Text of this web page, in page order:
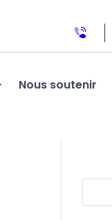
Nous soutenir